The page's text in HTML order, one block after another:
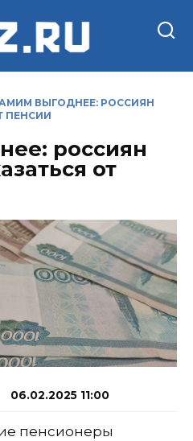
ВЫГОДНЕЕ: РОССИЯН
ПЕНСИИ
россиян
от
06.02.2025 11:00
пенсионеры